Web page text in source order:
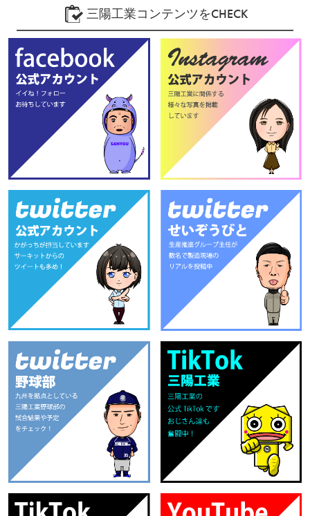
三陽工業コンテンツをCHECK